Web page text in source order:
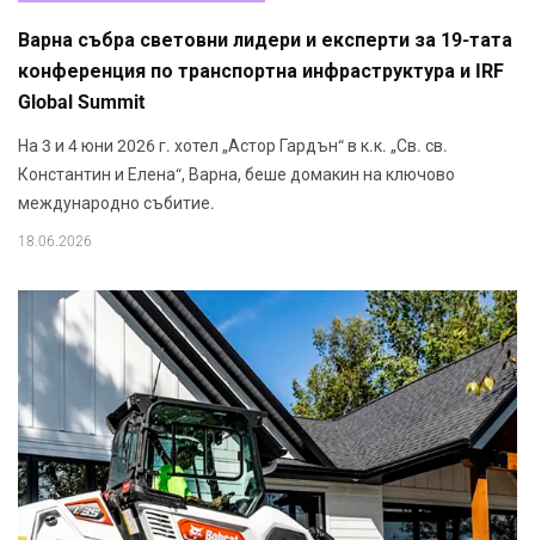
Варна събра световни лидери и експерти за 19-тата
конференция по транспортна инфраструктура и IRF
Global Summit
На 3 и 4 юни 2026 г. хотел „Астор Гардън“ в к.к. „Св. св.
Константин и Елена“, Варна, беше домакин на ключово
международно събитие.
18.06.2026